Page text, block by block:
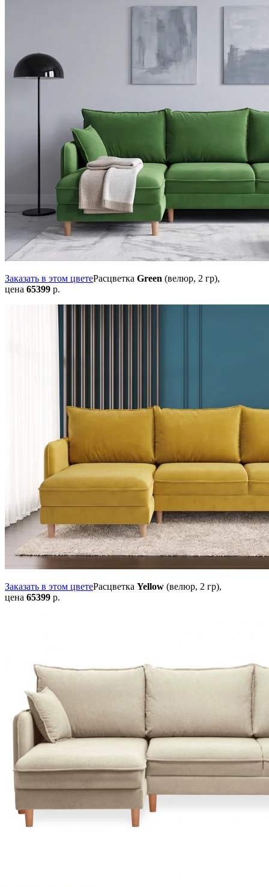
Заказать в этом цветеРасцветка Green (велюр, 2 гр),
цена 65399 р.
Заказать в этом цветеРасцветка Yellow (велюр, 2 гр),
цена 65399 р.